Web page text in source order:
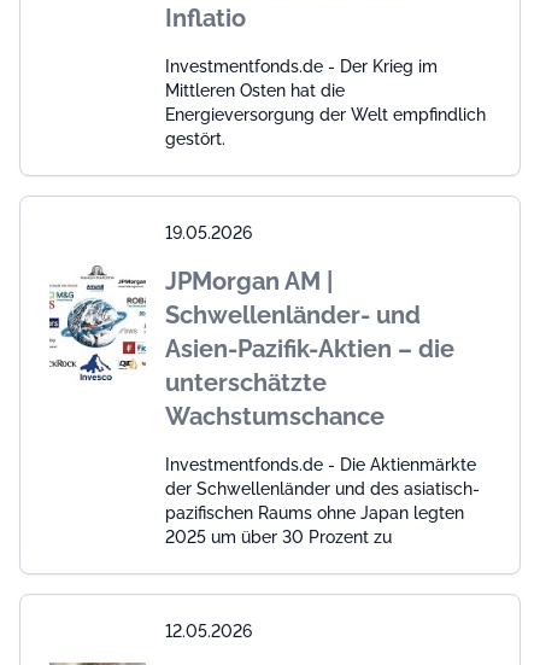
Inflatio
Investmentfonds.de - Der Krieg im
Mittleren Osten hat die
Energieversorgung der Welt empfindlich
gestört.
19.05.2026
JPMorgan AM |
Schwellenländer- und
Asien-Pazifik-Aktien – die
unterschätzte
Wachstumschance
Investmentfonds.de - Die Aktienmärkte
der Schwellenländer und des asiatisch-
pazifischen Raums ohne Japan legten
2025 um über 30 Prozent zu
12.05.2026